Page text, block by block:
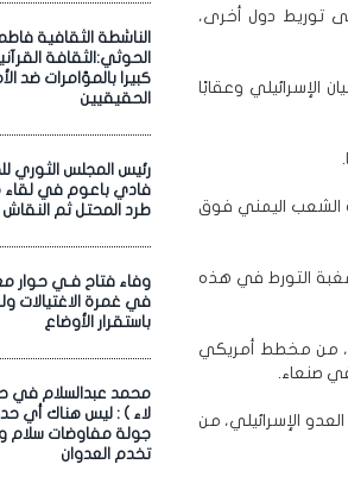
الناشطة الثقافية
الحوثي:الثقافة
كبيرا بالمؤامرات ضد
الحقيقيين
رئيس المجلس الثوري
فادي باعوم في لقاء
طرد المحتل ثم النقاش
وفاء فتاح فـي حوار
في غمرة الاغتيالات
باستقرار الأوضاع
محمد عبدالسلام في
لاء ) : ليس هناك أي
جولة مفاوضات سلام و
تخدم العدوان
توريط دول أخرى،
وعقابًا
الشعب اليمني فوق
مغبة التورط في هذه
من مخطط أمريكي
صنعاء.
الإسرائيلي، من